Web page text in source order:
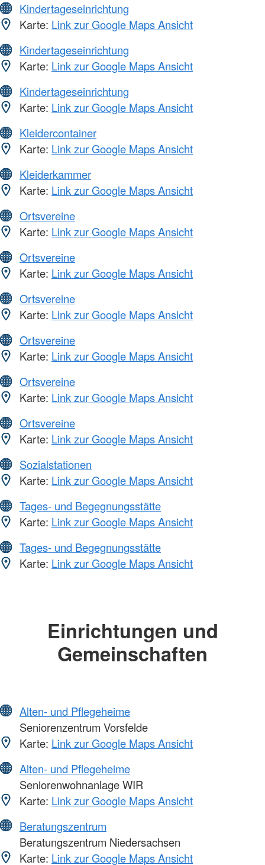
Kindertageseinrichtung
Karte: Link zur Google Maps Ansicht
Kindertageseinrichtung
Karte: Link zur Google Maps Ansicht
Kindertageseinrichtung
Karte: Link zur Google Maps Ansicht
Kleidercontainer
Karte: Link zur Google Maps Ansicht
Kleiderkammer
Karte: Link zur Google Maps Ansicht
Ortsvereine
Karte: Link zur Google Maps Ansicht
Ortsvereine
Karte: Link zur Google Maps Ansicht
Ortsvereine
Karte: Link zur Google Maps Ansicht
Ortsvereine
Karte: Link zur Google Maps Ansicht
Ortsvereine
Karte: Link zur Google Maps Ansicht
Ortsvereine
Karte: Link zur Google Maps Ansicht
Sozialstationen
Karte: Link zur Google Maps Ansicht
Tages- und Begegnungsstätte
Karte: Link zur Google Maps Ansicht
Tages- und Begegnungsstätte
Karte: Link zur Google Maps Ansicht
Einrichtungen und
Gemeinschaften
Alten- und Pflegeheime
Seniorenzentrum Vorsfelde
Karte: Link zur Google Maps Ansicht
Alten- und Pflegeheime
Seniorenwohnanlage WIR
Karte: Link zur Google Maps Ansicht
Beratungszentrum
Beratungszentrum Niedersachsen
Karte: Link zur Google Maps Ansicht